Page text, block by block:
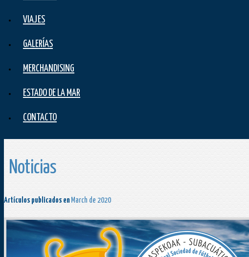
VIAJES
GALERÍAS
MERCHANDISING
ESTADO DE LA MAR
CONTACTO
Noticias
Artículos publicados en March de 2020